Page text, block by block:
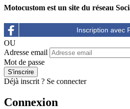
Motocustom est un site du réseau
OU
Adresse email
Mot de passe
Déjà inscrit ? Se connecter
Connexion